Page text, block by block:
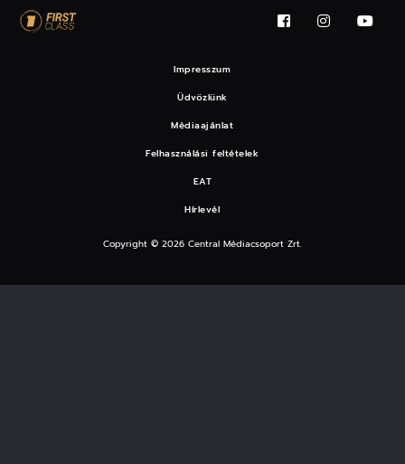
Impresszum
Üdvözlünk
Médiaajánlat
Felhasználási feltételek
EAT
Hírlevél
Copyright © 2026 Central Médiacsoport Zrt.